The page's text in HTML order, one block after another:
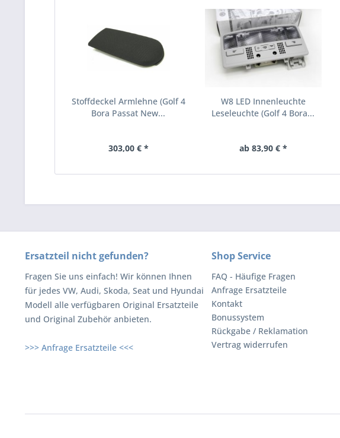
Stoffdeckel Armlehne (Golf 4
Bora Passat New...
303,00 € *
W8 LED Innenleuchte
Leseleuchte (Golf 4 Bora...
ab 83,90 € *
Ersatzteil nicht gefunden?
Fragen Sie uns einfach! Wir können Ihnen
für jedes VW, Audi, Skoda, Seat und Hyundai
Modell alle verfügbaren Original Ersatzteile
und Original Zubehör anbieten.
>>> Anfrage Ersatzteile <<<
Shop Service
FAQ - Häufige Fragen
Anfrage Ersatzteile
Kontakt
Bonussystem
Rückgabe / Reklamation
Vertrag widerrufen